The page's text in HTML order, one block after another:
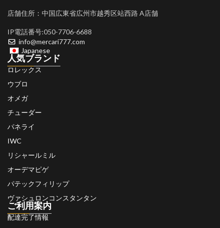
店舗住所：中国広東省広州市越秀区站西路 A店舗
IP電話番号:050-7706-6688
info@mercari777.com
Japanese
人気ブランド
ロレックス
ウブロ
オメガ
チューダー
パネライ
IWC
リシャールミル
オーデマピゲ
パテックフィリップ
ヴァシュロンコンスタンタン
ご利用案内
配達完了情報